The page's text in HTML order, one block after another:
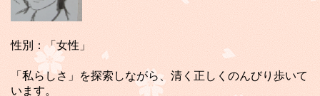
性別：「女性」
「私らしさ」を探索しながら、清く正しくのんびり歩いて
います。